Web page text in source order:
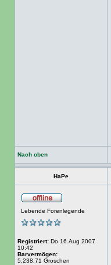
Nach oben
HaPe
Lebende Forenlegende
Registriert: Do 16.Aug 2007
10:42
Barvermögen:
5.238,71 Groschen